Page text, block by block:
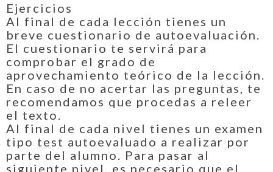
Ejercicios
Al final de cada lección tienes un
breve cuestionario de autoevaluación.
El cuestionario te servirá para
comprobar el grado de
aprovechamiento teórico de la lección.
En caso de no acertar las preguntas, te
recomendamos que procedas a releer
el texto.
Al final de cada nivel tienes un examen
tipo test autoevaluado a realizar por
parte del alumno. Para pasar al
siguiente nivel, es necesario que el